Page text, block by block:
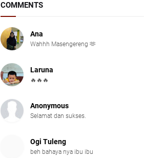
COMMENTS
Ana
Wahhh Masengereng 🫶
Laruna
🔥🔥🔥
Anonymous
Selamat dan sukses.
Ogi Tuleng
beh bahaya nya ibu ibu